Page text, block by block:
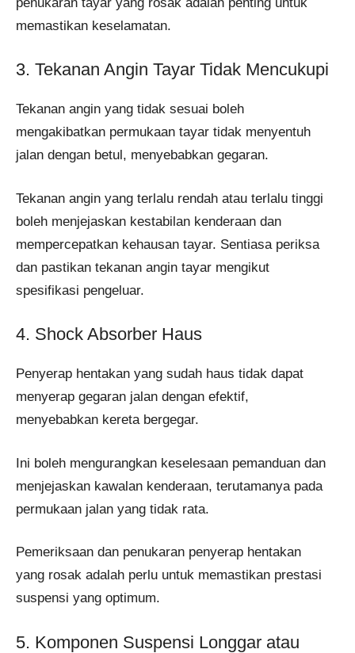
memastikan keselamatan.
3. Tekanan Angin Tayar Tidak Mencukupi
Tekanan angin yang tidak sesuai boleh
mengakibatkan permukaan tayar tidak menyentuh
jalan dengan betul, menyebabkan gegaran.
Tekanan angin yang terlalu rendah atau terlalu tinggi
boleh menjejaskan kestabilan kenderaan dan
mempercepatkan kehausan tayar. Sentiasa periksa
dan pastikan tekanan angin tayar mengikut
spesifikasi pengeluar.
4. Shock Absorber Haus
Penyerap hentakan yang sudah haus tidak dapat
menyerap gegaran jalan dengan efektif,
menyebabkan kereta bergegar.
Ini boleh mengurangkan keselesaan pemanduan dan
menjejaskan kawalan kenderaan, terutamanya pada
permukaan jalan yang tidak rata.
Pemeriksaan dan penukaran penyerap hentakan
yang rosak adalah perlu untuk memastikan prestasi
suspensi yang optimum.
5. Komponen Suspensi Longgar atau